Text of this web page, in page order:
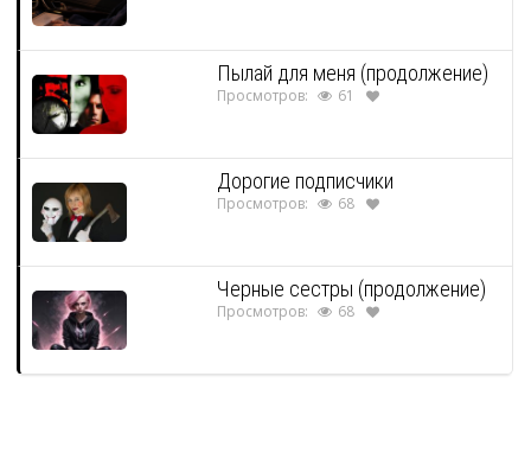
Пылай для меня (продолжение)
Просмотров: 61
Дорогие подписчики
Просмотров: 68
Черные сестры (продолжение)
Просмотров: 68